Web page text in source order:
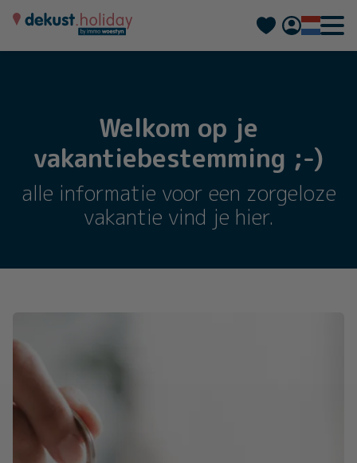
Français
Welkom op je
vakantiebestemming ;-)
alle informatie voor een zorgeloze
vakantie vind je hier.